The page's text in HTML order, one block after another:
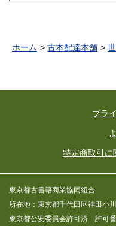
ホーム 古本配達本舗
プラ
特定商取引に
東京都古書籍商業協同組合
所在地：東京都千代田区神田小
東京都公安委員会許可済 許可